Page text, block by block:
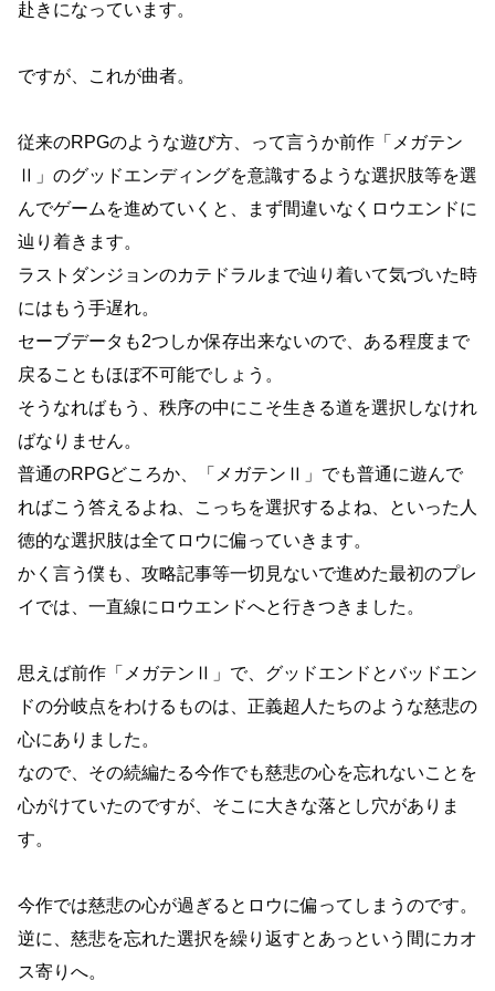
赴きになっています。
ですが、これが曲者。
従来のRPGのような遊び方、って言うか前作「メガテン
Ⅱ」のグッドエンディングを意識するような選択肢等を選
んでゲームを進めていくと、まず間違いなくロウエンドに
辿り着きます。
ラストダンジョンのカテドラルまで辿り着いて気づいた時
にはもう手遅れ。
セーブデータも2つしか保存出来ないので、ある程度まで
戻ることもほぼ不可能でしょう。
そうなればもう、秩序の中にこそ生きる道を選択しなけれ
ばなりません。
普通のRPGどころか、「メガテンⅡ」でも普通に遊んで
ればこう答えるよね、こっちを選択するよね、といった人
徳的な選択肢は全てロウに偏っていきます。
かく言う僕も、攻略記事等一切見ないで進めた最初のプレ
イでは、一直線にロウエンドへと行きつきました。
思えば前作「メガテンⅡ」で、グッドエンドとバッドエン
ドの分岐点をわけるものは、正義超人たちのような慈悲の
心にありました。
なので、その続編たる今作でも慈悲の心を忘れないことを
心がけていたのですが、そこに大きな落とし穴がありま
す。
今作では慈悲の心が過ぎるとロウに偏ってしまうのです。
逆に、慈悲を忘れた選択を繰り返すとあっという間にカオ
ス寄りへ。